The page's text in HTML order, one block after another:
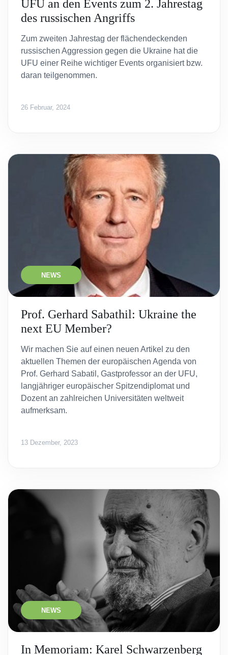
UFU an den Events zum 2. Jahrestag
des russischen Angriffs
Zum zweiten Jahrestag der flächendeckenden
russischen Aggression gegen die Ukraine hat die
UFU einer Reihe wichtiger Events organisiert bzw.
daran teilgenommen.
26 Februar, 2024
NEWS
Prof. Gerhard Sabathil: Ukraine the
next EU Member?
Wir machen Sie auf einen neuen Artikel zu den
aktuellen Themen der europäischen Agenda von
Prof. Gerhard Sabatil, Gastprofessor an der UFU,
langjähriger europäischer Spitzendiplomat und
Dozent an zahlreichen Universitäten weltweit
aufmerksam.
13 Dezember, 2023
NEWS
In Memoriam: Karel Schwarzenberg